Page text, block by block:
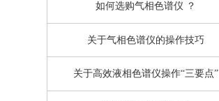
如何选购气相色谱仪 ？
关于气相色谱仪的操作技巧
关于高效液相色谱仪操作“三要点”